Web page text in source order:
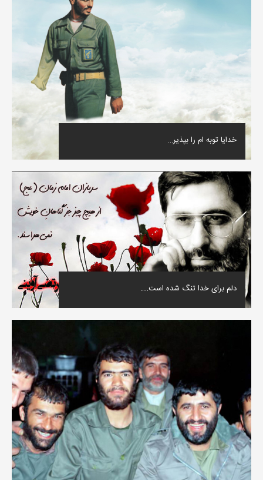
خدایا توبه ام را بپذیر…
دلم برای خدا تنگ شده است….